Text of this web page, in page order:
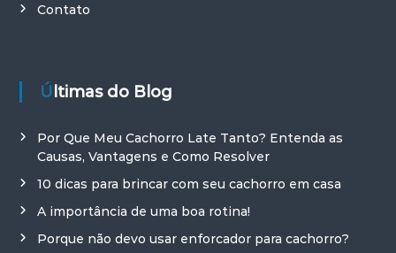
Contato
Últimas do Blog
Por Que Meu Cachorro Late Tanto? Entenda as
Causas, Vantagens e Como Resolver
10 dicas para brincar com seu cachorro em casa
A importância de uma boa rotina!
Porque não devo usar enforcador para cachorro?